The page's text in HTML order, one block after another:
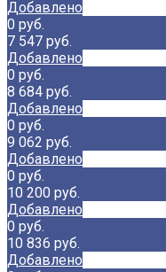
Добавлено
0 руб.
7 547 руб.
Добавлено
0 руб.
8 684 руб.
Добавлено
0 руб.
9 062 руб.
Добавлено
0 руб.
10 200 руб.
Добавлено
0 руб.
10 836 руб.
Добавлено